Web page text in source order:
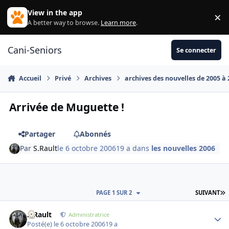
Aller au contenu
View in the app
A better way to browse. Learn more. ×
Cani-Seniors Se connecter
Accueil Privé Archives archives des nouvelles de 2005 à
Arrivée de Muguette !
Partager
Abonnés
ParS.Raultle 6 octobre 200619 a dans les nouvelles 2006
SUIVANT
PAGE 1 SUR 2
S.Rault Administratrice
Posté(e) le 6 octobre 200619 a